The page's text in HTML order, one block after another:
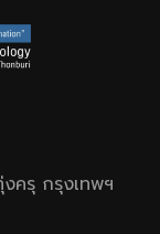
ครุ กรุงเทพฯ